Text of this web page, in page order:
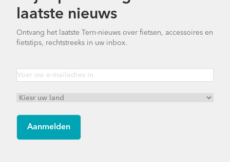
laatste nieuws
Ontvang het laatste Tern-nieuws over fietsen, accessoires en
fietstips, rechtstreeks in uw inbox.